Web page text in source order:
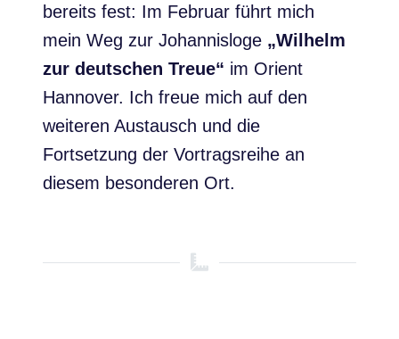
bereits fest: Im Februar führt mich
mein Weg zur Johannisloge „Wilhelm
zur deutschen Treue“ im Orient
Hannover. Ich freue mich auf den
weiteren Austausch und die
Fortsetzung der Vortragsreihe an
diesem besonderen Ort.